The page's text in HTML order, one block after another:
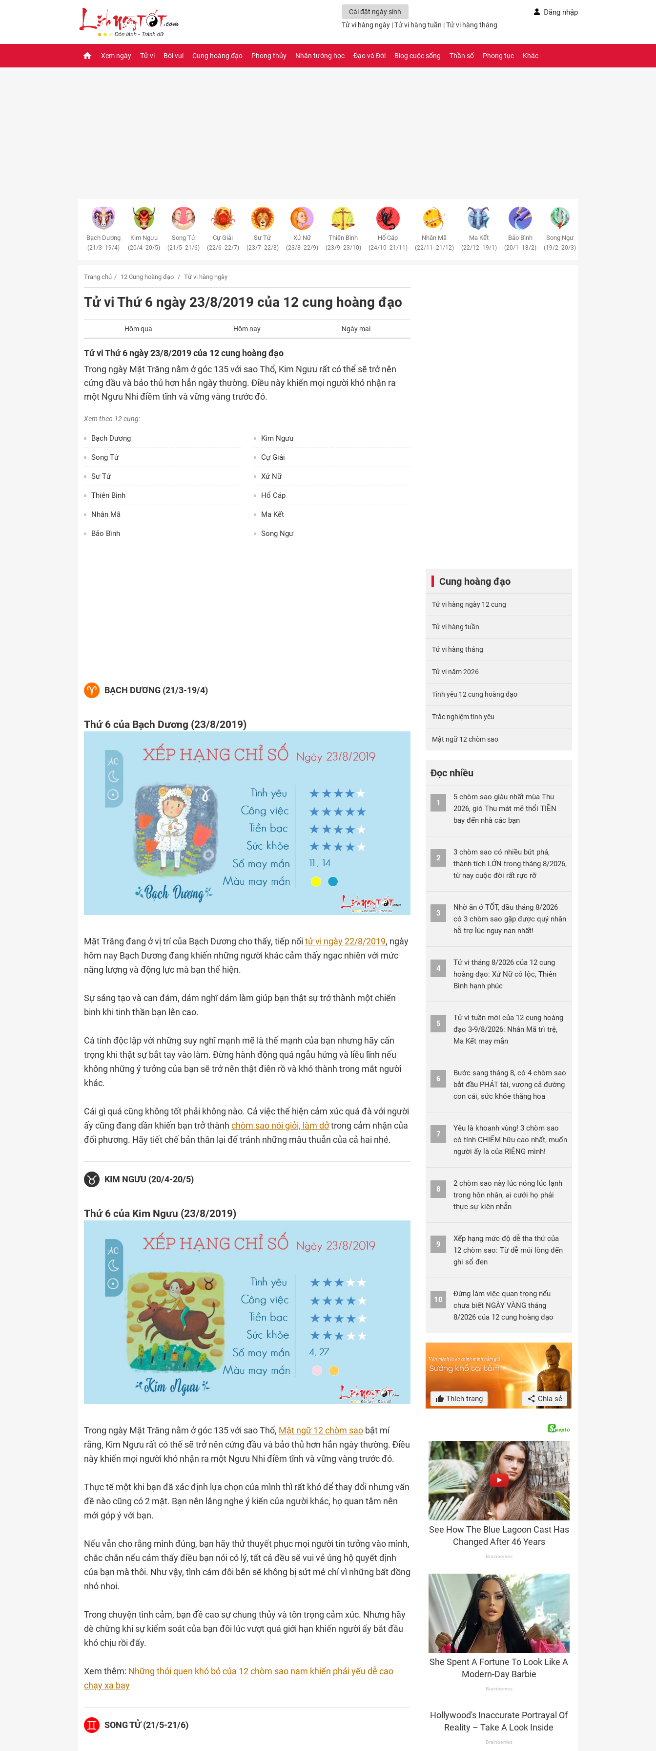
Cài đặt ngày sinh Đăng nhập
Tử vi hàng ngày |Tử vi hàng tuần |Tử vi hàng tháng
Xem ngày Tử vi Bói vui Cung hoàng đạo Phong thủy Nhân tướng học Đạo và Đời Blog cuộc sống Thần số Phong tục Khác
Bạch Dương
(21/3- 19/4)
Kim Ngưu
(20/4- 20/5)
Song Tử
(21/5- 21/6)
Cự Giải
(22/6- 22/7)
Sư Tử
(23/7- 22/8)
Xử Nữ
(23/8- 22/9)
Thiên Bình
(23/9- 23/10)
Hổ Cáp
(24/10- 21/11)
Nhân Mã
(22/11- 21/12)
Ma Kết
(22/12- 19/1)
Bảo Bình
(20/1- 18/2)
Song Ngư
(19/2- 20/3)
Trang chủ 12 Cung hoàng đạo Tử vi hàng ngày
Tử vi Thứ 6 ngày 23/8/2019 của 12 cung hoàng đạo
Hôm qua Hôm nay Ngày mai
Tử vi Thứ 6 ngày 23/8/2019 của 12 cung hoàng đạo
Trong ngày Mặt Trăng nằm ở góc 135 với sao Thổ, Kim Ngưu rất có thể sẽ trở nên
cứng đầu và bảo thủ hơn hẳn ngày thường. Điều này khiến mọi người khó nhận ra
một Ngưu Nhi điềm tĩnh và vững vàng trước đó.
Xem theo 12 cung:
Bạch Dương Kim Ngưu
Song Tử Cự Giải
Sư Tử Xử Nữ
Thiên Bình Hổ Cáp
Nhân Mã Ma Kết
Bảo Bình Song Ngư
BẠCH DƯƠNG (21/3-19/4)
Thứ 6 của Bạch Dương (23/8/2019)
Mặt Trăng đang ở vị trí của Bạch Dương cho thấy, tiếp nối tử vi ngày 22/8/2019, ngày
hôm nay Bạch Dương đang khiến những người khác cảm thấy ngạc nhiên với mức
năng lượng và động lực mà bạn thể hiện.
Sự sáng tạo và can đảm, dám nghĩ dám làm giúp bạn thật sự trở thành một chiến
binh khi tinh thần bạn lên cao.
Cá tính độc lập với những suy nghĩ mạnh mẽ là thế mạnh của bạn nhưng hãy cẩn
trọng khi thật sự bắt tay vào làm. Đừng hành động quá ngẫu hứng và liều lĩnh nếu
không những ý tưởng của bạn sẽ trở nên thật điên rồ và khó thành trong mắt người
khác.
Cái gì quá cũng không tốt phải không nào. Cả việc thể hiện cảm xúc quá đà với người
ấy cũng đang dần khiến bạn trở thành chòm sao nói giỏi, làm dởtrong cảm nhận của
đối phương. Hãy tiết chế bản thân lại để tránh những mâu thuẫn của cả hai nhé.
KIM NGƯU (20/4-20/5)
Thứ 6 của Kim Ngưu (23/8/2019)
Trong ngày Mặt Trăng nằm ở góc 135 với sao Thổ, Mật ngữ 12 chòm sao bật mí
rằng, Kim Ngưu rất có thể sẽ trở nên cứng đầu và bảo thủ hơn hẳn ngày thường. Điều
này khiến mọi người khó nhận ra một Ngưu Nhi điềm tĩnh và vững vàng trước đó.
Thực tế một khi bạn đã xác định lựa chọn của mình thì rất khó để thay đổi nhưng vấn
đề nào cũng có 2 mặt. Bạn nên lắng nghe ý kiến của người khác, họ quan tâm nên
mới góp ý với bạn.
Nếu vẫn cho rằng mình đúng, bạn hãy thử thuyết phục mọi người tin tưởng vào mình,
chắc chắn nếu cảm thấy điều bạn nói có lý, tất cả đều sẽ vui vẻ ủng hộ quyết định
của bạn mà thôi. Như vậy, tình cảm đôi bên sẽ không bị sứt mẻ chỉ vì những bất đồng
nhỏ nhoi.
Trong chuyện tình cảm, bạn đề cao sự chung thủy và tôn trọng cảm xúc. Nhưng hãy
dè chừng khi sự kiểm soát của bạn đôi lúc vượt quá giới hạn khiến người ấy bắt đầu
khó chịu rồi đấy.
Xem thêm: Những thói quen khó bỏ của 12 chòm sao nam khiến phái yếu dễ cao
chạy xa bay
SONG TỬ (21/5-21/6)
Cung hoàng đạo
Tử vi hàng ngày 12 cung
Tử vi hàng tuần
Tử vi hàng tháng
Tử vi năm 2026
Tình yêu 12 cung hoàng đạo
Trắc nghiệm tình yêu
Mật ngữ 12 chòm sao
Đọc nhiều
1
5 chòm sao giàu nhất mùa Thu
2026, gió Thu mát mẻ thổi TIỀN
bay đến nhà các bạn
2
3 chòm sao có nhiều bứt phá,
thành tích LỚN trong tháng 8/2026,
từ nay cuộc đời rất rực rỡ
3
Nhờ ăn ở TỐT, đầu tháng 8/2026
có 3 chòm sao gặp được quý nhân
hỗ trợ lúc nguy nan nhất!
4
Tử vi tháng 8/2026 của 12 cung
hoàng đạo: Xử Nữ có lộc, Thiên
Bình hạnh phúc
5
Tử vi tuần mới của 12 cung hoàng
đạo 3-9/8/2026: Nhân Mã trì trệ,
Ma Kết may mắn
6
Bước sang tháng 8, có 4 chòm sao
bắt đầu PHÁT tài, vượng cả đường
con cái, sức khỏe thăng hoa
7
Yêu là khoanh vùng! 3 chòm sao
có tính CHIẾM hữu cao nhất, muốn
người ấy là của RIÊNG mình!
8
2 chòm sao này lúc nóng lúc lạnh
trong hôn nhân, ai cưới họ phải
thực sự kiên nhẫn
9
Xếp hạng mức độ dễ tha thứ của
12 chòm sao: Từ dễ mủi lòng đến
ghi sổ đen
10
Đừng làm việc quan trọng nếu
chưa biết NGÀY VÀNG tháng
8/2026 của 12 cung hoàng đạo
Thích trang Chia sẻ